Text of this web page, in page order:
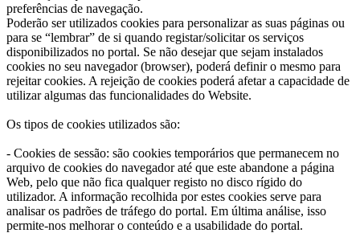
preferências de navegação.
Poderão ser utilizados cookies para personalizar as suas páginas ou
para se “lembrar” de si quando registar/solicitar os serviços
disponibilizados no portal. Se não desejar que sejam instalados
cookies no seu navegador (browser), poderá definir o mesmo para
rejeitar cookies. A rejeição de cookies poderá afetar a capacidade de
utilizar algumas das funcionalidades do Website.
Os tipos de cookies utilizados são:
- Cookies de sessão: são cookies temporários que permanecem no
arquivo de cookies do navegador até que este abandone a página
Web, pelo que não fica qualquer registo no disco rígido do
utilizador. A informação recolhida por estes cookies serve para
analisar os padrões de tráfego do portal. Em última análise, isso
permite-nos melhorar o conteúdo e a usabilidade do portal.